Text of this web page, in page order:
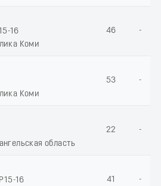
16
Коми
46 -
Коми
53 -
область
22 -
16
41 -